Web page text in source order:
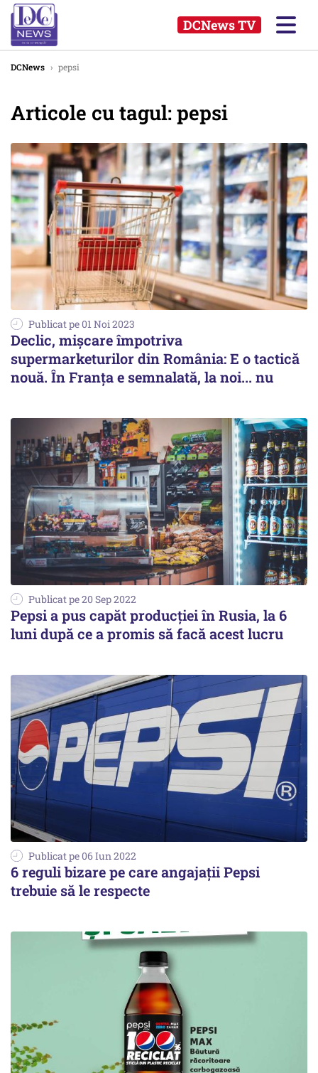
DCNews TV
DCNews › pepsi
Articole cu tagul: pepsi
Publicat pe 01 Noi 2023
Declic, mișcare împotriva
supermarketurilor din România: E o tactică
nouă. În Franța e semnalată, la noi... nu
Publicat pe 20 Sep 2022
Pepsi a pus capăt producţiei în Rusia, la 6
luni după ce a promis să facă acest lucru
Publicat pe 06 Iun 2022
6 reguli bizare pe care angajații Pepsi
trebuie să le respecte